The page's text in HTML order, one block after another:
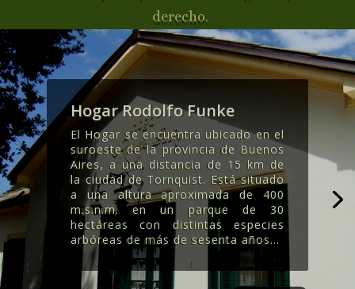
derecho.
Hogar Rodolfo Funke
El Hogar se encuentra ubicado en el
suroeste de la provincia de Buenos
Aires, a una distancia de 15 km de
la ciudad de Tornquist. Está situado
a una altura aproximada de 400
m.s.n.m. en un parque de 30
hectáreas con distintas especies
arbóreas de más de sesenta años...